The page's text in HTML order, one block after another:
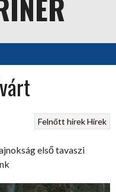
Felnőtt hírekHírek
első tavaszi